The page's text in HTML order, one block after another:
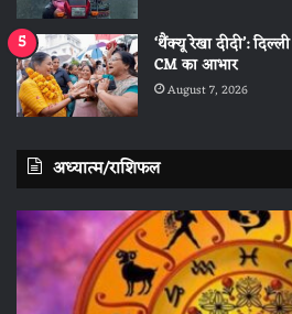
‘थैंक्यू रेखा दीदी’:
CM का आभार
August 7, 2026
अध्यात्म/राशिफल